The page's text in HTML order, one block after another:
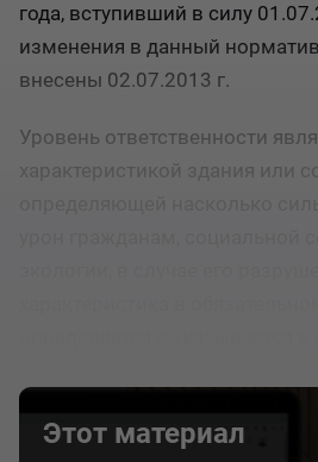
года, вступивший в силу
изменения в данный
внесены 02.07.2013 г.
Уровень ответственности
характеристикой здания или
Этот материал